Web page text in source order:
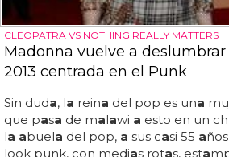
CLEOPATRA VS NOTHING REALLY MATTERS
Madonna vuelve a deslumbrar
2013 centrada en el Punk
Sin duda, la reina del pop es una
que pasa de malawi a esto en un ch
la abuela del pop, a sus casi 55 a
look punk, con medias rotas, esta